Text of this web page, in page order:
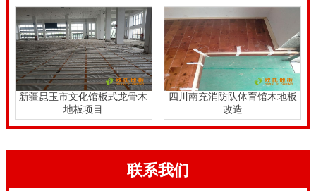
新疆昆玉市文化馆板式龙骨木
地板项目
四川南充消防队体育馆木地板
改造
联系我们